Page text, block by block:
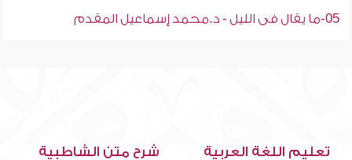
05-ما يقال فى الليل - د.محمد إسماعيل المقدم
تعليم اللغة العربية شرح متن الشاطبية